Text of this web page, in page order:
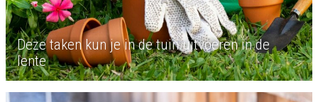
Deze taken kun je in de tuin uitvoeren in de
lente